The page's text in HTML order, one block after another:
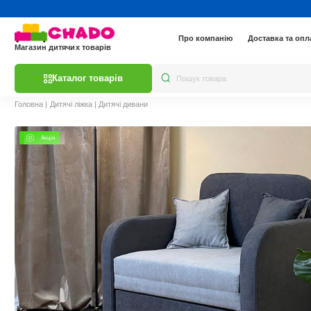
Магазин дитячих товарів
Про компанію Доставка та
Каталог товарів
Головна | Дитячі ліжка| Дитячі дивани
Акція